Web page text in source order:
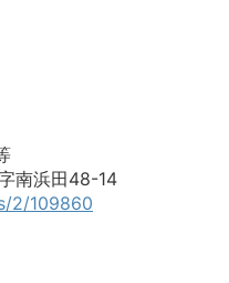
南浜田48-14
2/109860